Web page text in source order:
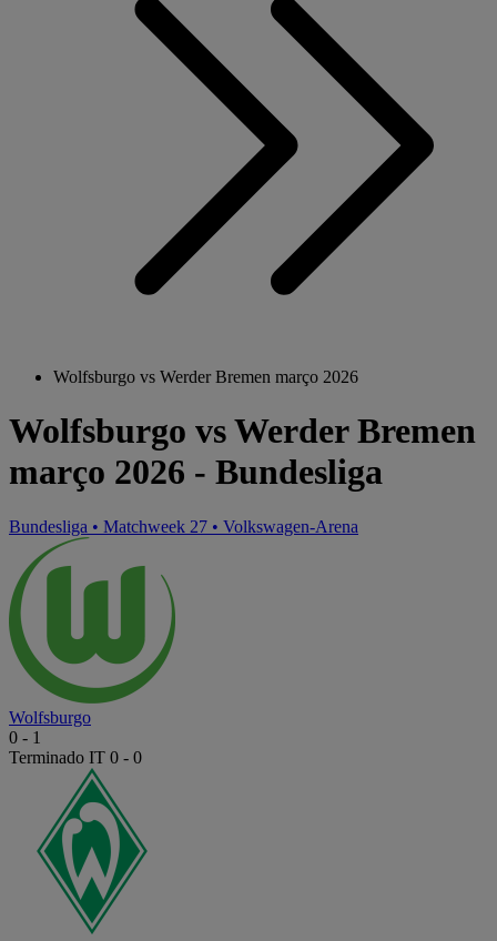
Wolfsburgo vs Werder Bremen março 2026
Wolfsburgo vs Werder Bremen
março 2026 - Bundesliga
Bundesliga • Matchweek 27 • Volkswagen-Arena
Wolfsburgo
0 - 1
Terminado IT 0 - 0